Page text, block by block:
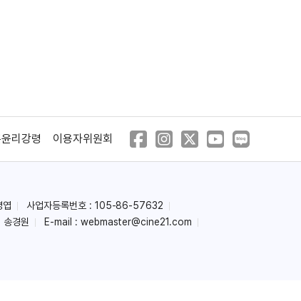
리강령 이용자위원회
엽
사업자등록번호 : 105-86-57632
경원 E-mail : webmaster@cine21.com